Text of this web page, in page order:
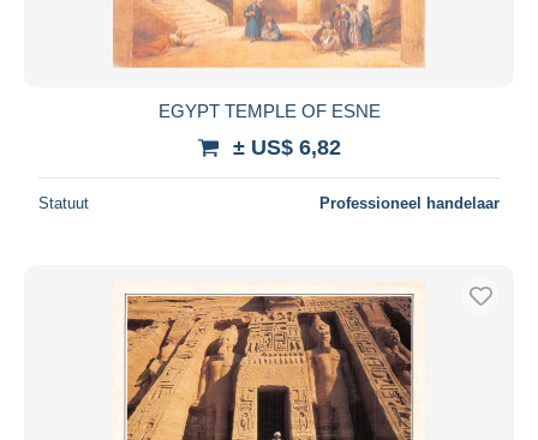
EGYPT TEMPLE OF ESNE
± US$ 6,82
Statuut Professioneel handelaar